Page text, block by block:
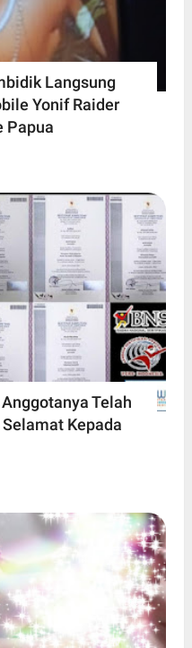
Langsung
Yonif Raider
Papua
Telah
Kepada